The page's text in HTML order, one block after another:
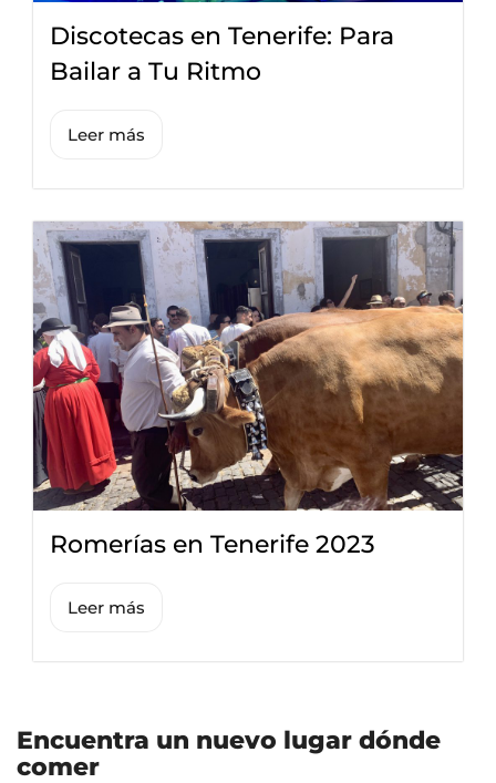
Discotecas en Tenerife: Para
Bailar a Tu Ritmo
Leer más
Romerías en Tenerife 2023
Leer más
Encuentra un nuevo lugar dónde
comer